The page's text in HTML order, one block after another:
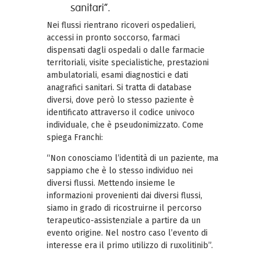
sanitari”.
Nei flussi rientrano ricoveri ospedalieri,
accessi in pronto soccorso, farmaci
dispensati dagli ospedali o dalle farmacie
territoriali, visite specialistiche, prestazioni
ambulatoriali, esami diagnostici e dati
anagrafici sanitari. Si tratta di database
diversi, dove però lo stesso paziente è
identificato attraverso il codice univoco
individuale, che è pseudonimizzato. Come
spiega Franchi:
“Non conosciamo l’identità di un paziente, ma
sappiamo che è lo stesso individuo nei
diversi flussi. Mettendo insieme le
informazioni provenienti dai diversi flussi,
siamo in grado di ricostruirne il percorso
terapeutico-assistenziale a partire da un
evento origine. Nel nostro caso l’evento di
interesse era il primo utilizzo di ruxolitinib”.